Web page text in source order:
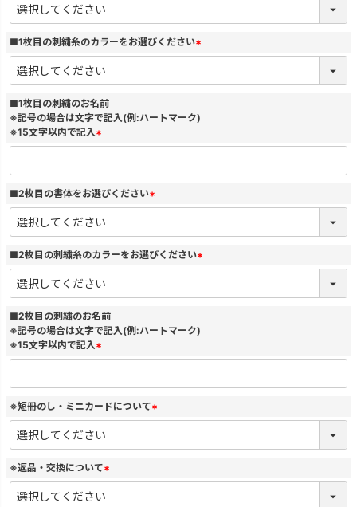
須
)
■1枚目の刺繍糸のカラーをお選びください
(
須
■1枚目の刺繍のお名前
※記号の場合は文字で記入(例:ハートマーク)
※15文字以内で記入
(
須
)
■2枚目の書体をお選びください
(
須
)
■2枚目の刺繍糸のカラーをお選びください
(
須
■2枚目の刺繍のお名前
※記号の場合は文字で記入(例:ハートマーク)
※15文字以内で記入
(
須
)
※短冊のし・ミニカードについて
(
須
※返品・交換について
(
必